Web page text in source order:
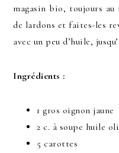
magasin bio, toujours
de lardons et faites-les
avec un peu d’huile,
Ingrédients :
1 gros oignon jaune
2 c. à soupe huile
5 carottes